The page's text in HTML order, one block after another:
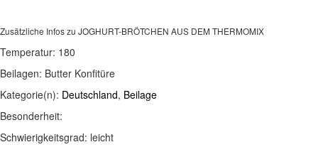
Zusätzliche Infos zu JOGHURT-BRÖTCHEN AUS DEM THERMOMIX
Temperatur: 180
Beilagen: Butter Konfitüre
Kategorie(n): Deutschland, Beilage
Besonderheit:
Schwierigkeitsgrad: leicht